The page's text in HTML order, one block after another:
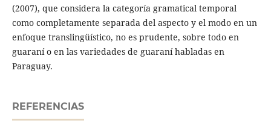
(2007), que considera la categoría gramatical temporal
como completamente separada del aspecto y el modo en un
enfoque translingüístico, no es prudente, sobre todo en
guaraní o en las variedades de guaraní habladas en
Paraguay.
REFERENCIAS